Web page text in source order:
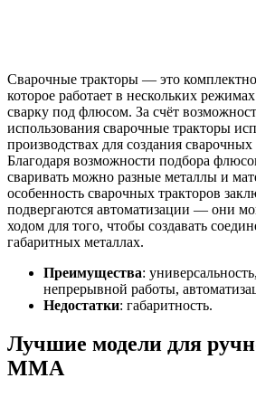
Сварочные тракторы — это
которое работает в нескольких
сварку под флюсом. За счёт
использования сварочные тракторы
производствах для создания
Благодаря возможности подбора
сваривать можно разные металлы и
особенность сварочных тракторов
подвергаются автоматизации — они
ходом для того, чтобы создавать
габаритных металлах.
Преимущества:
непрерывной работы,
Недостатки: габаритность.
Лучшие модели для
MMA